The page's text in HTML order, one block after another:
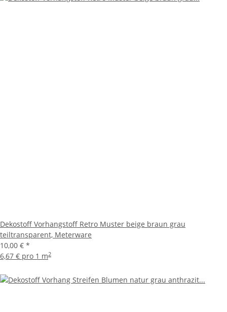
Dekostoff Vorhangstoff Retro Muster beige braun grau
teiltransparent, Meterware
10,00 € *
6,67 € pro 1 m2